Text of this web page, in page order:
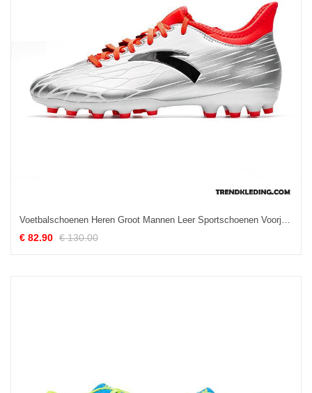
Voetbalschoenen Heren Groot Mannen Leer Sportschoenen Voorjaar Grijs
€ 82.90 € 130.00